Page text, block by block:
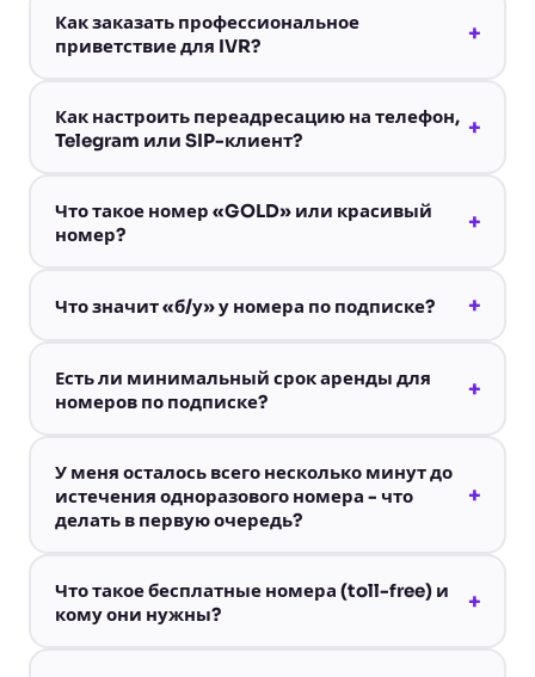
Как заказать профессиональное
приветствие для IVR?
+
Как настроить переадресацию на телефон,
Telegram или SIP-клиент?
+
Что такое номер «GOLD» или красивый
номер?
+
Что значит «б/у» у номера по подписке? +
Есть ли минимальный срок аренды для
номеров по подписке?
+
У меня осталось всего несколько минут до
истечения одноразового номера - что
делать в первую очередь?
+
Что такое бесплатные номера (toll-free) и
кому они нужны?
+